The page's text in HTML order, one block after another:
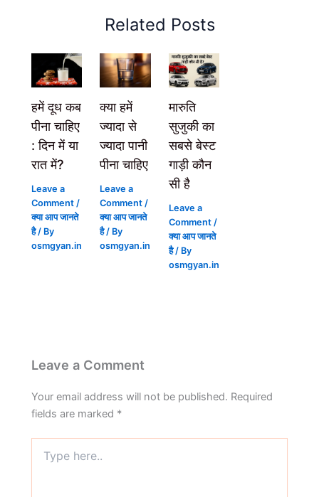
k
p
p
n
g
er
m
Related Posts
हमें दूध कब
पीना चाहिए
: दिन में या
रात में?
Leave a
Comment /
क्या आप जानते
है/ By
osmgyan.in
क्या हमें
ज्यादा से
ज्यादा पानी
पीना चाहिए
Leave a
Comment /
क्या आप जानते
है/ By
osmgyan.in
मारुति
सुजुकी का
सबसे बेस्ट
गाड़ी कौन
सी है
Leave a
Comment /
क्या आप जानते
है/ By
osmgyan.in
Leave a Comment
Your email address will not be published. Required
fields are marked *
here..